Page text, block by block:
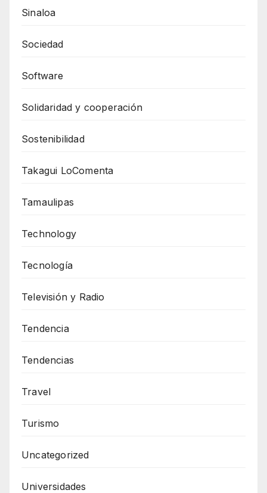
Sinaloa
Sociedad
Software
Solidaridad y cooperación
Sostenibilidad
Takagui LoComenta
Tamaulipas
Technology
Tecnología
Televisión y Radio
Tendencia
Tendencias
Travel
Turismo
Uncategorized
Universidades